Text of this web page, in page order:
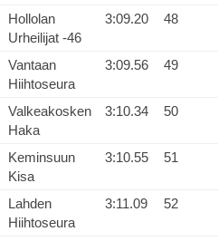
Hollolan
Urheilijat -46
3:09.20 48
Vantaan
Hiihtoseura
3:09.56 49
Valkeakosken
Haka
3:10.34 50
Keminsuun
Kisa
3:10.55 51
Lahden
Hiihtoseura
3:11.09 52